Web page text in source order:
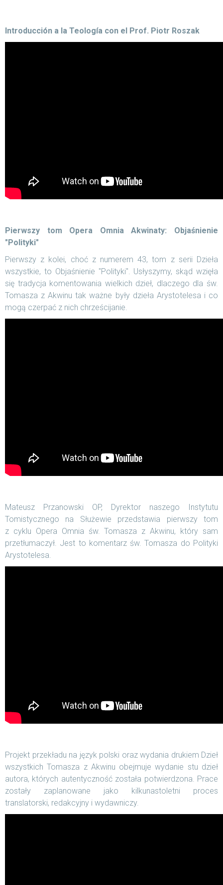
Introducción a la Teología con el Prof. Piotr Roszak
Pierwszy tom Opera Omnia Akwinaty: Objaśnienie
"Polityki"
Pierwszy z kolei, choć z numerem 43, tom z serii Dzieła
wszystkie, to Objaśnienie "Polityki". Usłyszymy, skąd wzięła
się tradycja komentowania wielkich dzieł, dlaczego dla św.
Tomasza z Akwinu tak ważne były dzieła Arystotelesa i co
mogą czerpać z nich chrześcijanie.
Mateusz Przanowski OP, Dyrektor naszego Instytutu
Tomistycznego na Służewie przedstawia pierwszy tom
z cyklu Opera Omnia św. Tomasza z Akwinu, który sam
przetłumaczył. Jest to komentarz św. Tomasza do Polityki
Arystotelesa.
Projekt przekładu na język polski oraz wydania drukiem Dzieł
wszystkich Tomasza z Akwinu obejmuje wydanie stu dzieł
autora, których autentyczność została potwierdzona. Prace
zostały zaplanowane jako kilkunastoletni proces
translatorski, redakcyjny i wydawniczy.